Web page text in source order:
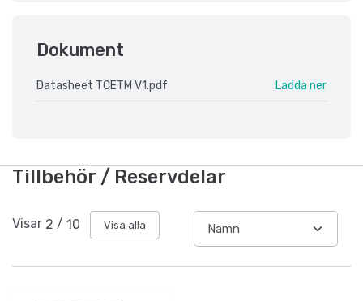
Dokument
Datasheet TCETM V1.pdf Ladda ner
Tillbehör / Reservdelar
Visar 2 / 10 Visa alla